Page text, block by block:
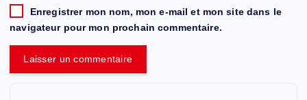
Enregistrer mon nom, mon e-mail et mon site dans le
navigateur pour mon prochain commentaire.